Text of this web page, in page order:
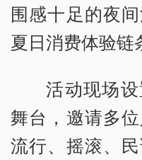
围感十足的夜
夏日消费体验链
活动现场
舞台，邀请多
流行、摇滚、